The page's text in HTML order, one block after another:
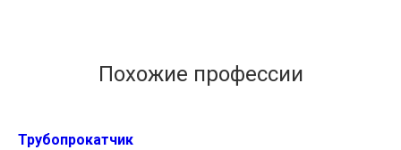
Похожие профессии
Трубопрокатчик